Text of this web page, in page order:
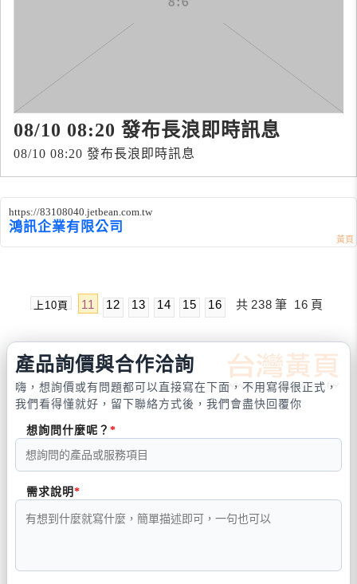
08/10 08:20 發布長浪即時訊息
08/10 08:20 發布長浪即時訊息
https://83108040.jetbean.com.tw
鴻訊企業有限公司
上10頁 11 12 13 14 15 16 共 238 筆 16 頁
產品詢價與合作洽詢
嗨，想詢價或有問題都可以直接寫在下面，不用寫得很正式，
我們看得懂就好，留下聯絡方式後，我們會盡快回覆你
想詢問什麼呢？
需求說明